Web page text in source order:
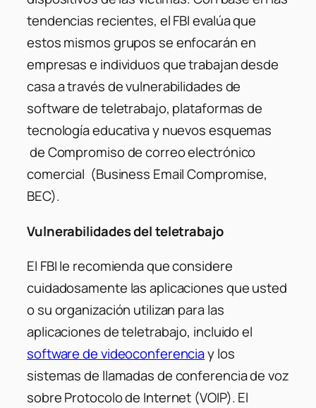
tendencias recientes, el FBI evalúa que
estos mismos grupos se enfocarán en
empresas e individuos que trabajan desde
casa a través de vulnerabilidades de
software de teletrabajo, plataformas de
tecnología educativa y nuevos esquemas
de Compromiso de correo electrónico
comercial (Business Email Compromise,
BEC).
Vulnerabilidades del teletrabajo
El FBI le recomienda que considere
cuidadosamente las aplicaciones que usted
o su organización utilizan para las
aplicaciones de teletrabajo, incluido el
software de videoconferenciay los
sistemas de llamadas de conferencia de voz
sobre Protocolo de Internet (VOIP). El